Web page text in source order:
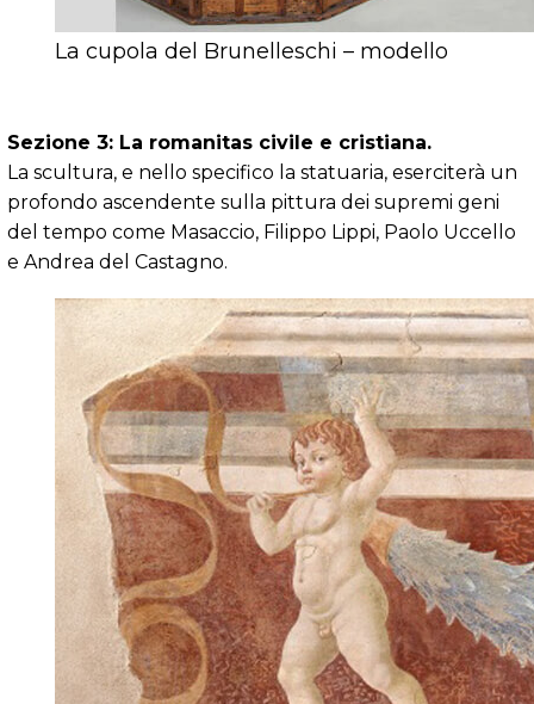
La cupola del Brunelleschi – modello
Sezione 3: La romanitas civile e cristiana.
La scultura, e nello specifico la statuaria, eserciterà un
profondo ascendente sulla pittura dei supremi geni
del tempo come Masaccio, Filippo Lippi, Paolo Uccello
e Andrea del Castagno.